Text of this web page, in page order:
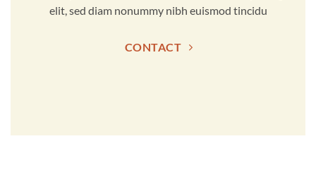
elit, sed diam nonummy nibh euismod tincidu
CONTACT